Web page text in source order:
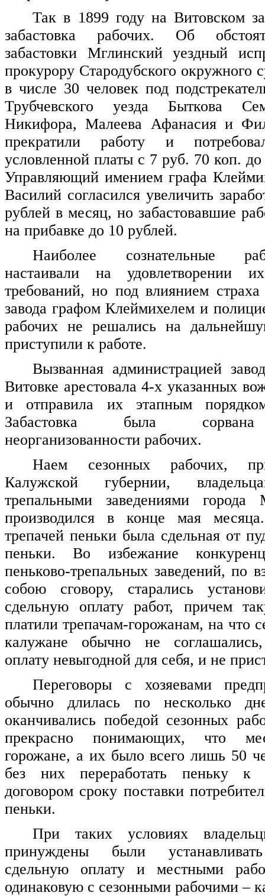
Так в 1899 году на Витовском
забастовка рабочих. Об
забастовки Мглинский уездный
прокурору Стародубского окружного
в числе 30 человек под
Трубчевского уезда Быткова
Никифора, Малеева Афанасия и
прекратили работу и
условленной платы с 7 руб. 70 коп.
Управляющий имением графа
Василий согласился увеличить
рублей в месяц, но забастовавшие
на прибавке до 10 рублей.
Наиболее сознательные
настаивали на удовлетворении
требований, но под влиянием
завода графом Клеймихелем и
рабочих не решались на
приступили к работе.
Вызванная администрацией
Витовке арестовала 4-х указанных
и отправила их этапным
Забастовка была сорвана
неорганизованности рабочих.
Наем сезонных рабочих,
Калужской губернии,
трепальными заведениями
производился в конце мая
трепачей пеньки была сдельная от
пеньки. Во избежание
пеньково-трепальных заведений, по
собою сговору, старались
сдельную оплату работ, причем
платили трепачам-горожанам, на что
калужане обычно не
оплату невыгодной для себя, и не
Переговоры с хозяевами
обычно длилась по несколько
оканчивались победой сезонных
прекрасно понимающих, что
горожане, а их было всего лишь 50
без них переработать пеньку к
договором сроку поставки
пеньки.
При таких условиях
принуждены были
сдельную оплату и местными
одинаковую с сезонными рабочими –